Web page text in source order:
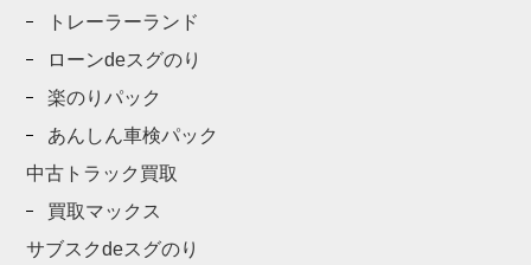
トレーラーランド
ローンdeスグのり
楽のりパック
あんしん車検パック
中古トラック買取
買取マックス
サブスクdeスグのり